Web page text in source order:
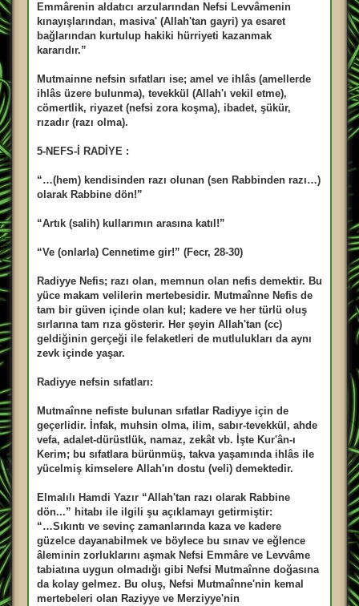
Emmârenin aldatıcı arzularından Nefsi Levvâmenin
kınayışlarından, masiva' (Allah'tan gayri) ya esaret
bağlarından kurtulup hakiki hürriyeti kazanmak
kararıdır.”
Mutmainne nefsin sıfatları ise; amel ve ihlâs (amellerde
ihlâs üzere bulunma), tevekkül (Allah'ı vekil etme),
cömertlik, riyazet (nefsi zora koşma), ibadet, şükür,
rızadır (razı olma).
5-NEFS-İ RADİYE :
“…(hem) kendisinden razı olunan (sen Rabbinden razı…)
olarak Rabbine dön!”
“Artık (salih) kullarımın arasına katıl!”
“Ve (onlarla) Cennetime gir!” (Fecr, 28-30)
Radiyye Nefis; razı olan, memnun olan nefis demektir. Bu
yüce makam velilerin mertebesidir. Mutmaînne Nefis de
tam bir güven içinde olan kul; kadere ve her türlü oluş
sırlarına tam rıza gösterir. Her şeyin Allah'tan (cc)
geldiğinin gerçeği ile felaketleri de mutlulukları da aynı
zevk içinde yaşar.
Radiyye nefsin sıfatları:
Mutmaînne nefiste bulunan sıfatlar Radiyye için de
geçerlidir. İnfak, muhsin olma, ilim, sabır-tevekkül, ahde
vefa, adalet-dürüstlük, namaz, zekât vb. İşte Kur'ân-ı
Kerim; bu sıfatlara bürünmüş, takva yaşamında ihlâs ile
yücelmiş kimselere Allah'ın dostu (veli) demektedir.
Elmalılı Hamdi Yazır “Allah'tan razı olarak Rabbine
dön...” hitabı ile ilgili şu açıklamayı getirmiştir:
“…Sıkıntı ve sevinç zamanlarında kaza ve kadere
güzelce dayanabilmek ve böylece bu sınav ve eğlence
âleminin zorluklarını aşmak Nefsi Emmâre ve Levvâme
tabiatına uygun olmadığı gibi Nefsi Mutmaînne doğasına
da kolay gelmez. Bu oluş, Nefsi Mutmaînne'nin kemal
mertebeleri olan Raziyye ve Merziyye'nin